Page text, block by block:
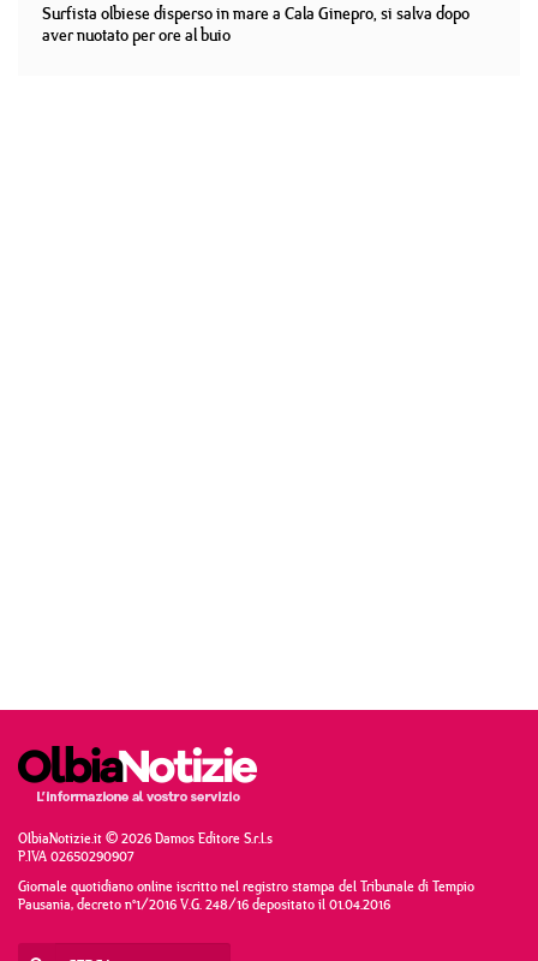
Surfista olbiese disperso in mare a Cala Ginepro, si salva dopo
aver nuotato per ore al buio
OlbiaNotizie.it © 2026 Damos Editore S.r.l.s
P.IVA 02650290907
Giornale quotidiano online iscritto nel registro stampa del Tribunale di Tempio
Pausania, decreto n°1/2016 V.G. 248/16 depositato il 01.04.2016